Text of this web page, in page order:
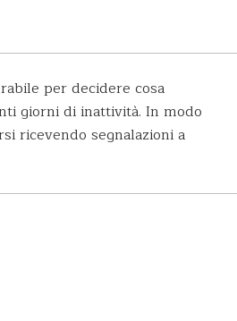
per decidere cosa
giorni di inattività. In modo
ricevendo segnalazioni a